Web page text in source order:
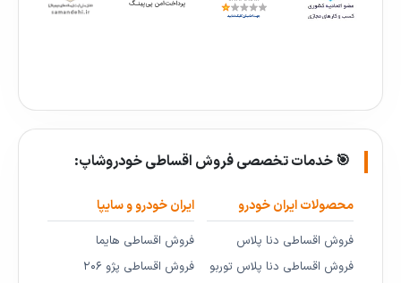
🎯 خدمات تخصصی فروش اقساطی خودروشاپ:
محصولات ایران خودرو
فروش اقساطی دنا پلاس
فروش اقساطی دنا پلاس توربو
ایران خودرو و سایپا
فروش اقساطی هایما
فروش اقساطی پژو ۲۰۶